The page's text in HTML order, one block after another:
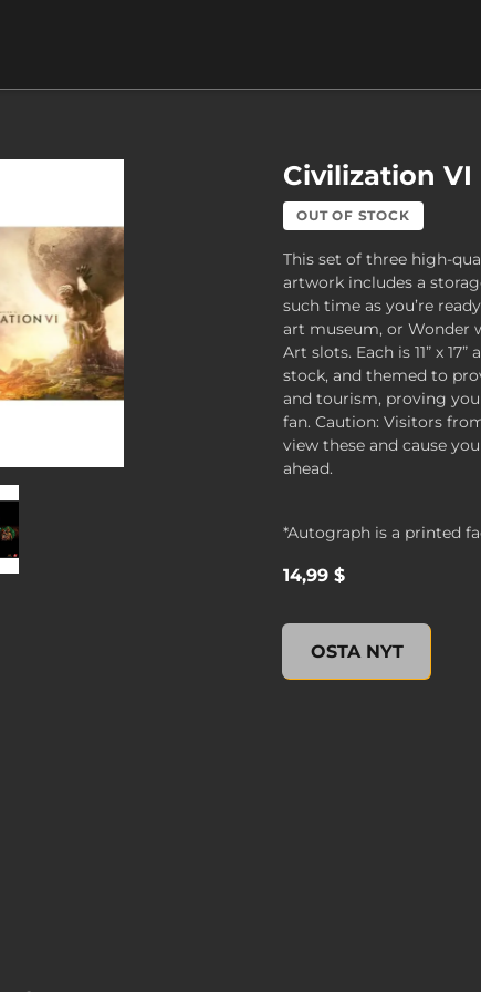
Civilization
OUT OF STOCK
This set of three high-
artwork includes a
such time as you’re
art museum, or Wonder
Art slots. Each is 11” x
stock, and themed to
and tourism, proving
fan. Caution: Visitors
view these and cause
ahead.
*Autograph is a printed
14,99 $
OSTA NYT
Civilization VI